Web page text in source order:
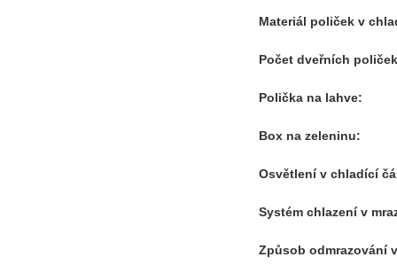
Materiál poliček v
Počet dveřních
Polička na lahve:
Box na zeleninu:
Osvětlení v chladící
Systém chlazení v
Způsob odmrazování